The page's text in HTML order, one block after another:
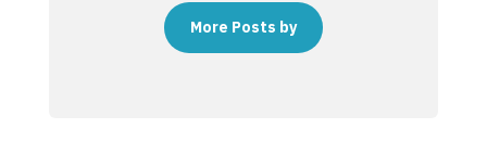
More Posts by